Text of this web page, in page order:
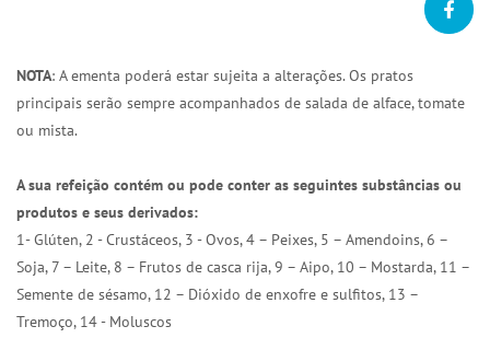
NOTA: A ementa poderá estar sujeita a alterações. Os pratos
principais serão sempre acompanhados de salada de alface, tomate
ou mista.
A sua refeição contém ou pode conter as seguintes substâncias ou
produtos e seus derivados:
1- Glúten, 2 - Crustáceos, 3 - Ovos, 4 – Peixes, 5 – Amendoins, 6 –
Soja, 7 – Leite, 8 – Frutos de casca rija, 9 – Aipo, 10 – Mostarda, 11 –
Semente de sésamo, 12 – Dióxido de enxofre e sulfitos, 13 –
Tremoço, 14 - Moluscos